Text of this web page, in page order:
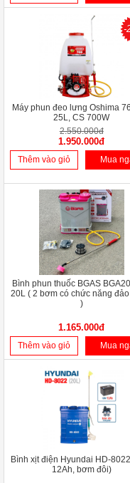
-
Máy phun đeo lưng Oshima
25L, CS 700W
2.550.000đ
1.950.000đ
Thêm vào giỏ Mua
Bình phun thuốc BGAS
20L ( 2 bơm có chức năng
)
1.165.000đ
Thêm vào giỏ Mua
Bình xịt điện Hyundai HD-
12Ah, bơm đôi)